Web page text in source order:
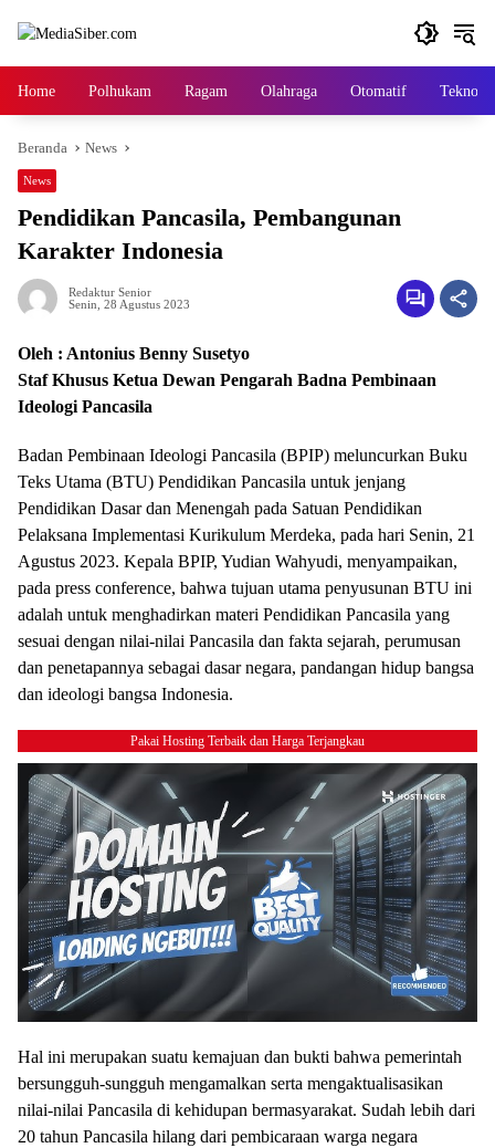
Home Polhukam Ragam Olahraga Otomatif Tekno
Beranda News
News
Pendidikan Pancasila, Pembangunan
Karakter Indonesia
Redaktur Senior
Senin, 28 Agustus 2023
Oleh : Antonius Benny Susetyo
Staf Khusus Ketua Dewan Pengarah Badna Pembinaan
Ideologi Pancasila
Badan Pembinaan Ideologi Pancasila (BPIP) meluncurkan Buku
Teks Utama (BTU) Pendidikan Pancasila untuk jenjang
Pendidikan Dasar dan Menengah pada Satuan Pendidikan
Pelaksana Implementasi Kurikulum Merdeka, pada hari Senin, 21
Agustus 2023. Kepala BPIP, Yudian Wahyudi, menyampaikan,
pada press conference, bahwa tujuan utama penyusunan BTU ini
adalah untuk menghadirkan materi Pendidikan Pancasila yang
sesuai dengan nilai-nilai Pancasila dan fakta sejarah, perumusan
dan penetapannya sebagai dasar negara, pandangan hidup bangsa
dan ideologi bangsa Indonesia.
Pakai Hosting Terbaik dan Harga Terjangkau
Hal ini merupakan suatu kemajuan dan bukti bahwa pemerintah
bersungguh-sungguh mengamalkan serta mengaktualisasikan
nilai-nilai Pancasila di kehidupan bermasyarakat. Sudah lebih dari
20 tahun Pancasila hilang dari pembicaraan warga negara